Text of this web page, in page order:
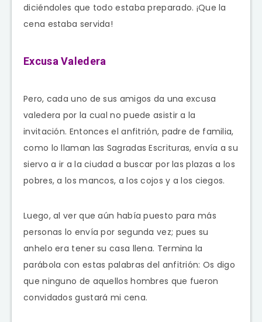
diciéndoles que todo estaba preparado. ¡Que la
cena estaba servida!
Excusa Valedera
Pero, cada uno de sus amigos da una excusa
valedera por la cual no puede asistir a la
invitación. Entonces el anfitrión, padre de familia,
como lo llaman las Sagradas Escrituras, envía a su
siervo a ir a la ciudad a buscar por las plazas a los
pobres, a los mancos, a los cojos y a los ciegos.
Luego, al ver que aún había puesto para más
personas lo envía por segunda vez; pues su
anhelo era tener su casa llena. Termina la
parábola con estas palabras del anfitrión: Os digo
que ninguno de aquellos hombres que fueron
convidados gustará mi cena.